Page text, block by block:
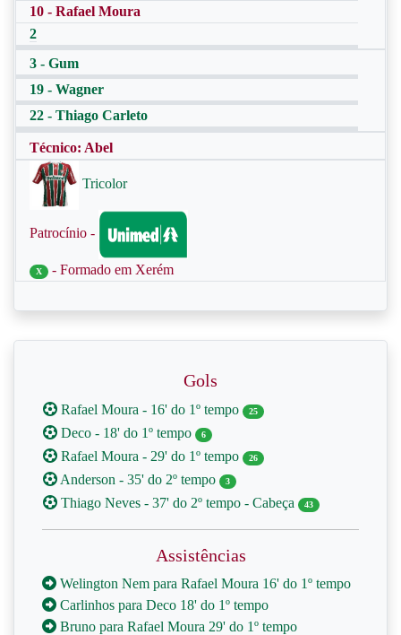
10 - Rafael Moura
2
3 - Gum
19 - Wagner
22 - Thiago Carleto
Técnico: Abel
Tricolor
Patrocínio -
X - Formado em Xerém
Gols
Rafael Moura - 16' do 1º tempo 25
Deco - 18' do 1º tempo 6
Rafael Moura - 29' do 1º tempo 26
Anderson - 35' do 2º tempo 3
Thiago Neves - 37' do 2º tempo - Cabeça 43
Assistências
Welington Nem para Rafael Moura 16' do 1º tempo
Carlinhos para Deco 18' do 1º tempo
Bruno para Rafael Moura 29' do 1º tempo